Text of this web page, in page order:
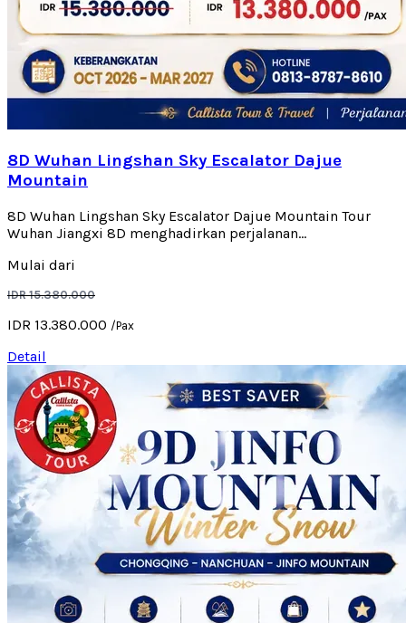
8D Wuhan Lingshan Sky Escalator Dajue
Mountain
8D Wuhan Lingshan Sky Escalator Dajue Mountain Tour
Wuhan Jiangxi 8D menghadirkan perjalanan...
Mulai dari
IDR 15.380.000
IDR 13.380.000 /Pax
Detail